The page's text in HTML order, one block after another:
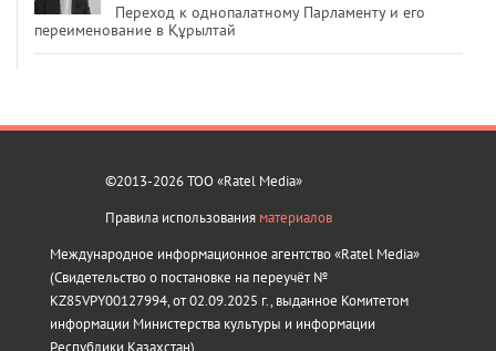
Переход к однопалатному Парламенту и его
переименование в Құрылтай
©2013-2026 ТОО «Ratel Media»
Правила использования материалов
Международное информационное агентство «Ratel Media»
(Свидетельство о постановке на переучёт №
KZ85VPY00127994, от 02.09.2025 г., выданное Комитетом
информации Министерства культуры и информации
Республики Казахстан).